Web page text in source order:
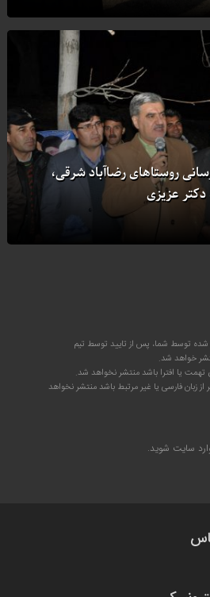
روستاهای رضاآباد شرقی،
عزیزی
شده توسط شما، پس از تایید توسط تیم
خواهد شد.
تهمت یا افترا باشد منتشر نخواهد شد.
از زبان فارسی یا غیر مرتبط باشد منتشر نخواهد
سایت شوید.